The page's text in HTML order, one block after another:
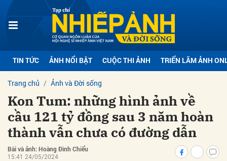
TIN TỨC ẢNH NỔI BẬT CUỘC THI ẢNH TRIỂN LÃM ẢNH
Trang chủ Ảnh và Đời sống
Kon Tum: những hình ảnh về
cầu 121 tỷ đồng sau 3 năm hoàn
thành vẫn chưa có đường dẫn
Bài và ảnh: Hoàng Đình Chiểu
15:41 24/05/2024
luận